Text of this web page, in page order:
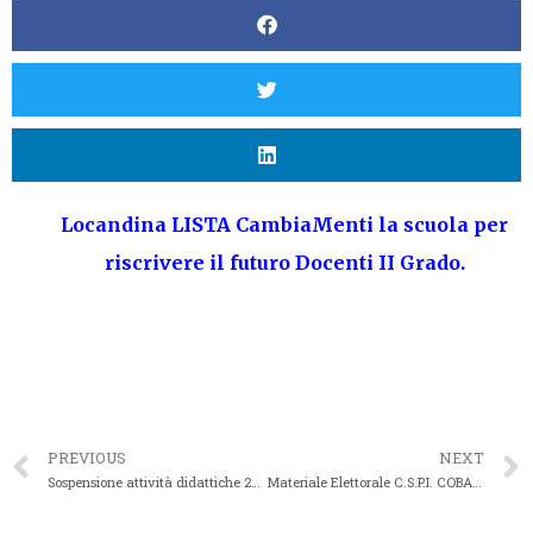
Locandina LISTA CambiaMenti la scuola per
riscrivere il futuro Docenti II Grado.
PREVIOUS NEXT